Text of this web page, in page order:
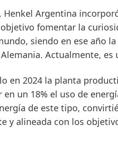
Henkel Argentina
fomentar la
siendo en ese año
Actualmente,
en 2024 la planta
un 18% el uso de
de este tipo,
y alineada con los